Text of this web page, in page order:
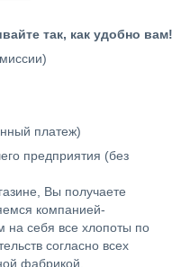
так, как удобно вам!
платеж)
предприятия (без
Вы получаете
компанией-
на себя все хлопоты по
согласно всех
фабрикой,